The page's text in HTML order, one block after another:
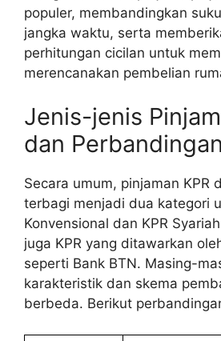
populer, membandingkan
jangka waktu, serta
perhitungan cicilan untuk
merencanakan pembelian
Jenis-jenis
dan
Secara umum, pinjaman KPR
terbagi menjadi dua kategori
Konvensional dan KPR
juga KPR yang ditawarkan
seperti Bank BTN. Masing-
karakteristik dan skema
berbeda. Berikut